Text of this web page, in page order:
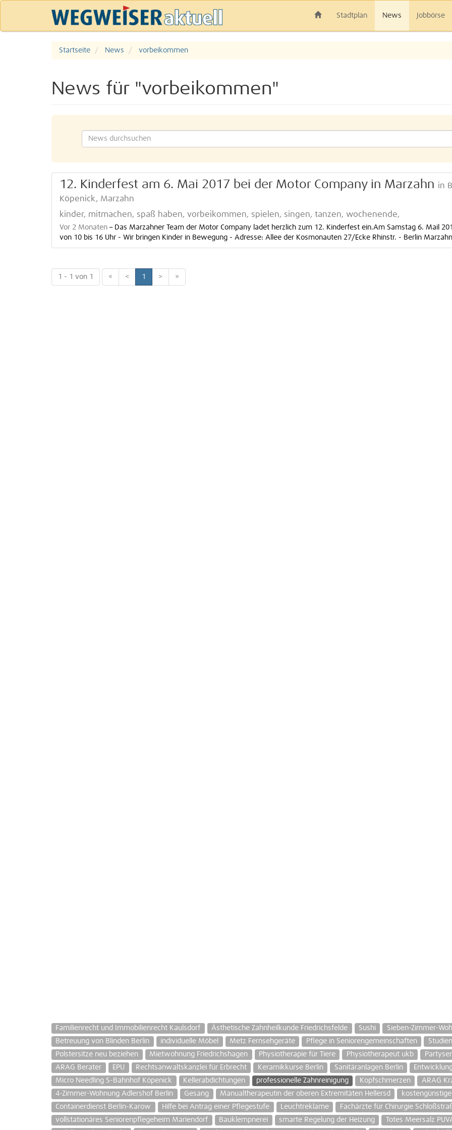
Stadtplan News Jobbörse
Startseite News vorbeikommen
News für "vorbeikommen"
12. Kinderfest am 6. Mai 2017 bei der Motor Company in Marzahn in
Köpenick, Marzahn
kinder, mitmachen, spaß haben, vorbeikommen, spielen, singen, tanzen, wochenende,
Vor 2 Monaten – Das Marzahner Team der Motor Company ladet herzlich zum 12. Kinderfest ein.Am Samstag 6. Mail
von 10 bis 16 Uhr - Wir bringen Kinder in Bewegung - Adresse: Allee der Kosmonauten 27/Ecke Rhinstr. - Berlin
1 - 1 von 1 « < 1 > »
Familienrecht und Immobilienrecht Kaulsdorf Ästhetische Zahnheilkunde Friedrichsfelde Sushi Sieben-Zimmer-
Betreuung von Blinden Berlin
individuelle Möbel Metz Fernsehgeräte Pflege in Seniorengemeinschaften
Polstersitze neu beziehen
Mietwohnung Friedrichshagen Physiotherapie für Tiere Physiotherapeut ukb
ARAG Berater
EPU Rechtsanwaltskanzlei für Erbrecht Keramikkurse Berlin Sanitäranlagen Berlin
Micro Needling S-Bahnhof Köpenick
Kellerabdichtungen professionelle Zahnreinigung Kopfschmerzen ARAG
4-Zimmer-Wohnung Adlershof Berlin
Gesang Manualtherapeutin der oberen Extremitäten Hellersd
Containerdienst Berlin-Karow
Hilfe bei Antrag einer Pflegestufe Leuchtreklame Fachärzte für Chirurgie
vollstationäres Seniorenpflegeheim Mariendorf
Bauklempnerei smarte Regelung der Heizung Totes Meersalz